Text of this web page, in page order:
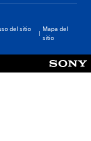
del sitio
Mapa del
sitio